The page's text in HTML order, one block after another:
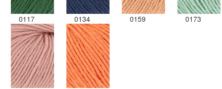
0117 0134 0159 0173